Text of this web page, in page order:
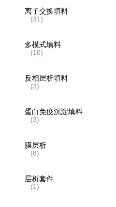
离子交换填料
(31)
多模式填料
(10)
反相层析填料
(3)
蛋白免疫沉淀填料
(3)
膜层析
(8)
层析套件
(1)